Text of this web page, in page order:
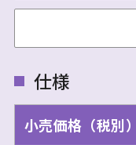
仕様
小売価格（税別）